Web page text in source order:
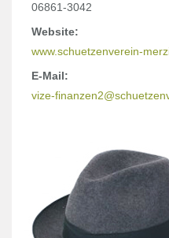
06861-3042
Website:
www.schuetzenverein-
E-Mail:
vize-